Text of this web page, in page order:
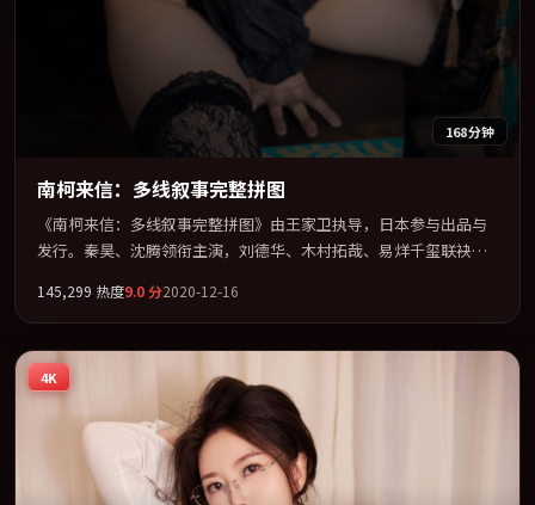
168分钟
南柯来信：多线叙事完整拼图
《南柯来信：多线叙事完整拼图》由王家卫执导，日本参与出品与
发行。秦昊、沈腾领衔主演，刘德华、木村拓哉、易烊千玺联袂出
型为骨架，在叙事、表演与视听上力求统一。定于 2020-07-05 在内
地院线及主流平台同步亮相，2020 年度话题片中口碑稳健，适合喜
欢强情节与人物弧光的观众完整观看。
145,299 热度9.0分2020-12-16
4K